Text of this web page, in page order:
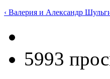
‹ Валерия и Александр
5993